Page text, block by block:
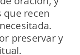
que recen
preservar y